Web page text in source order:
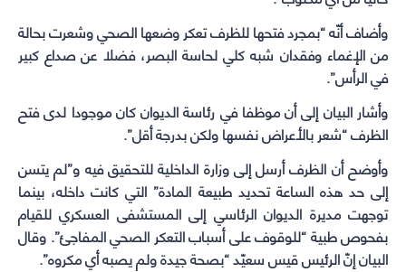
وأضاف أنّه “بمجرد فتحها للظرف تعكر وضعها الصحي وشعرت بحالة
من الإغماء وفقدان شبه كلي لحاسة البصر، فضلا عن صداع كبير
في الرأس”.
وأشار البيان إلى أن موظفا في رئاسة الديوان كان موجودا لدى فتح
الظرف “شعر بالأعراض نفسها ولكن بدرجة أقل”.
وأوضح أن الظرف أرسل إلى وزارة الداخلية للتحقيق فيه و”لم يتسن
إلى حد هذه الساعة تحديد طبيعة المادة” التي كانت داخله، بينما
توجهت مديرة الديوان الرئاسي إلى المستشفى العسكري للقيام
بفحوص طبية “للوقوف على أسباب التعكر الصحي المفاجئ”. وقال
البيان إنّ الرئيس قيس سعيّد “بصحة جيدة ولم يصبه أي مكروه”.